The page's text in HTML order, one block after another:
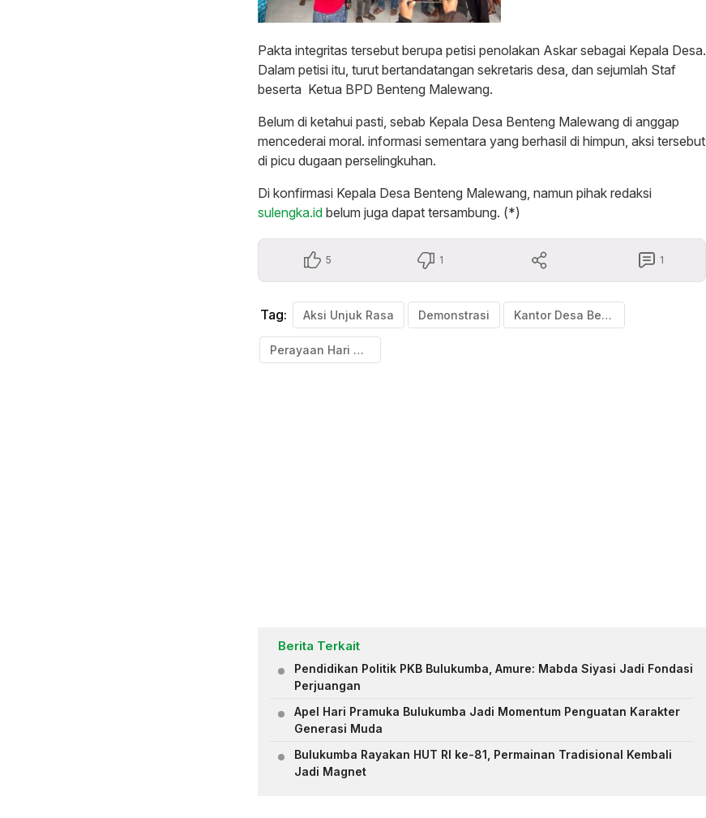
Pakta integritas tersebut berupa petisi penolakan Askar sebagai Kepala Desa.
Dalam petisi itu, turut bertandatangan sekretaris desa, dan sejumlah Staf
beserta Ketua BPD Benteng Malewang.
Belum di ketahui pasti, sebab Kepala Desa Benteng Malewang di anggap
mencederai moral. informasi sementara yang berhasil di himpun, aksi tersebut
di picu dugaan perselingkuhan.
Di konfirmasi Kepala Desa Benteng Malewang, namun pihak redaksi
sulengka.id belum juga dapat tersambung. (*)
5 1 1
Tag: Aksi Unjuk Rasa Demonstrasi Kantor Desa Benteng Malewang Disegel Warga
Perayaan Hari Jadi Bulukumba
Berita Terkait
Pendidikan Politik PKB Bulukumba, Amure: Mabda Siyasi Jadi Fondasi
Perjuangan
Apel Hari Pramuka Bulukumba Jadi Momentum Penguatan Karakter
Generasi Muda
Bulukumba Rayakan HUT RI ke-81, Permainan Tradisional Kembali
Jadi Magnet